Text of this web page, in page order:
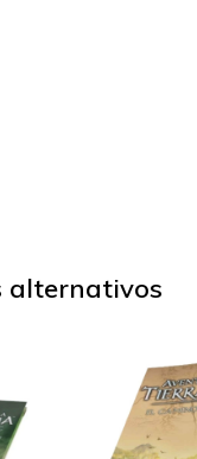
alternativos